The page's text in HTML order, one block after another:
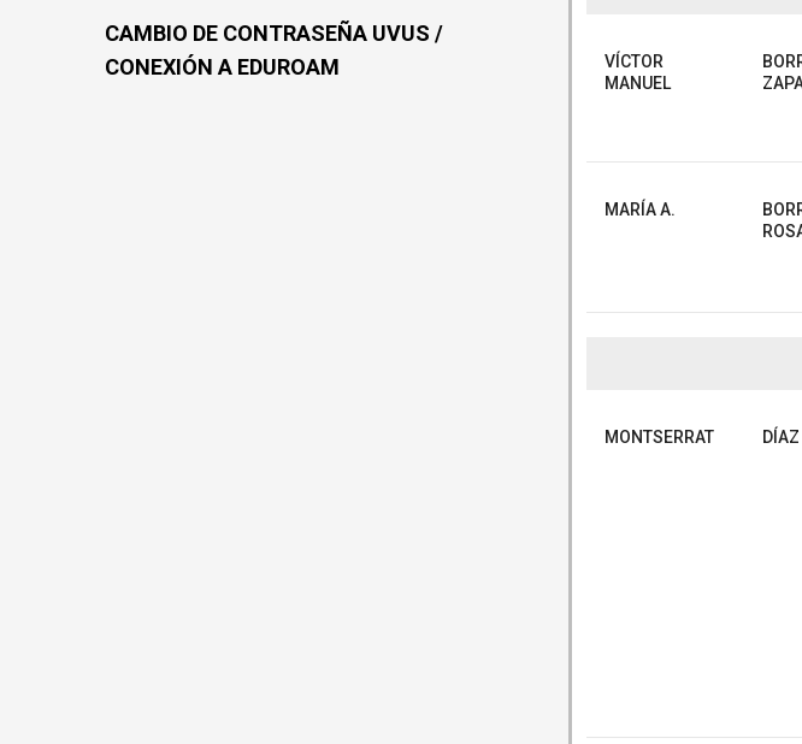
CAMBIO DE CONTRASEÑA UVUS /
CONEXIÓN A EDUROAM
VÍCTOR
MANUEL
MARÍA A.
MONTSERRAT